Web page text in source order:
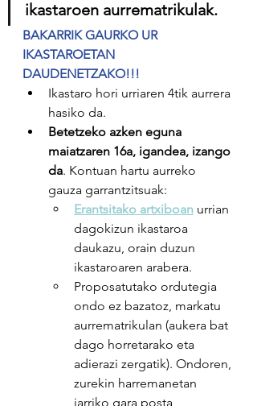
ikastaroen aurrematrikulak.
BAKARRIK GAURKO UR
IKASTAROETAN
DAUDENETZAKO!!!
Ikastaro hori urriaren 4tik aurrera
hasiko da.
Betetzeko azken eguna
maiatzaren 16a, igandea, izango
da. Kontuan hartu aurreko
gauza garrantzitsuak:
Erantsitako artxiboan urrian
dagokizun ikastaroa
daukazu, orain duzun
ikastaroaren arabera.
Proposatutako ordutegia
ondo ez bazatoz, markatu
aurrematrikulan (aukera bat
dago horretarako eta
adierazi zergatik). Ondoren,
zurekin harremanetan
jarriko gara posta